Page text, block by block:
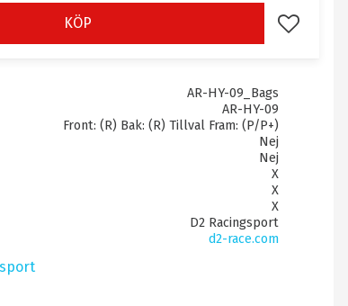
KÖP Lägg till i
AR-HY-09_Bags
AR-HY-09
Front: (R) Bak: (R) Tillval Fram: (P/P+)
Nej
Nej
X
X
X
D2 Racingsport
d2-race.com